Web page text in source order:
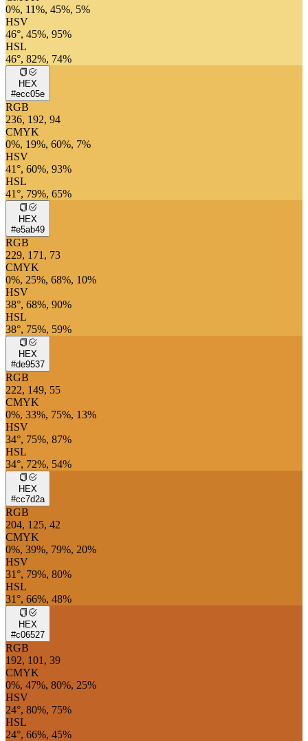
0%, 11%, 45%, 5%
HSV
46°, 45%, 95%
HSL
46°, 82%, 74%
HEX
#ecc05e
RGB
236, 192, 94
CMYK
0%, 19%, 60%, 7%
HSV
41°, 60%, 93%
HSL
41°, 79%, 65%
HEX
#e5ab49
RGB
229, 171, 73
CMYK
0%, 25%, 68%, 10%
HSV
38°, 68%, 90%
HSL
38°, 75%, 59%
HEX
#de9537
RGB
222, 149, 55
CMYK
0%, 33%, 75%, 13%
HSV
34°, 75%, 87%
HSL
34°, 72%, 54%
HEX
#cc7d2a
RGB
204, 125, 42
CMYK
0%, 39%, 79%, 20%
HSV
31°, 79%, 80%
HSL
31°, 66%, 48%
HEX
#c06527
RGB
192, 101, 39
CMYK
0%, 47%, 80%, 25%
HSV
24°, 80%, 75%
HSL
24°, 66%, 45%